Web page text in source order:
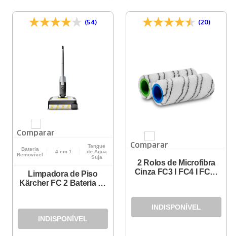
(54)
Comparar
Bateria
Removível
4 em 1
Tanque
de Água
Suja
Limpadora de Piso
Kärcher FC 2 Bateria - 4
INDISPONÍVEL
(20)
Comparar
2 Rolos de Microfibra
Cinza FC3 I FC4 I FC5 I
INDISPONÍVEL